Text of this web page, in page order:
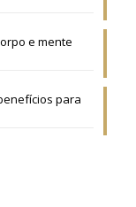
e mente
para